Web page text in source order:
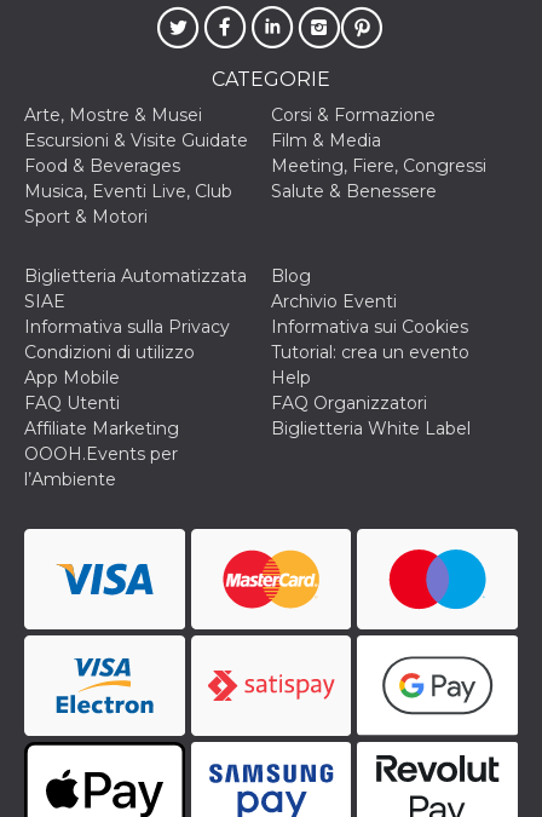
CATEGORIE
Arte, Mostre & Musei
Corsi & Formazione
Escursioni & Visite Guidate
Film & Media
Food & Beverages
Meeting, Fiere, Congressi
Musica, Eventi Live, Club
Salute & Benessere
Sport & Motori
Biglietteria Automatizzata
SIAE
Blog
Archivio Eventi
Informativa sulla Privacy
Informativa sui Cookies
Condizioni di utilizzo
Tutorial: crea un evento
App Mobile
Help
FAQ Utenti
FAQ Organizzatori
Affiliate Marketing
Biglietteria White Label
OOOH.Events per
l’Ambiente